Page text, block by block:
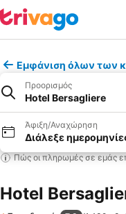
Εμφάνιση όλων των
Προορισμός
Hotel Bersagliere
Άφιξη/Αναχώρηση
Διάλεξε
Πώς οι πληρωμές σε εμάς
Hotel